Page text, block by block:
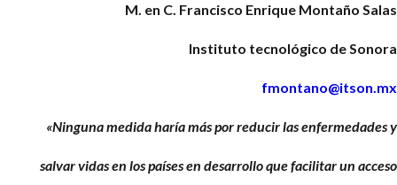
Buscador de LegislaciónM. en C. Francisco Enrique Montaño Salas
Instituto tecnológico de Sonora
fmontano@itson.mx
«Ninguna medida haría más por reducir las enfermedades y
salvar vidas en los países en desarrollo que facilitar un acceso